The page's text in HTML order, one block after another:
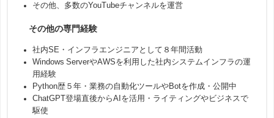
その他、多数のYouTubeチャンネルを運営
その他の専門経験
社内SE・インフラエンジニアとして８年間活動
Windows ServerやAWSを利用した社内システムインフラの運
用経験
Python歴５年・業務の自動化ツールやBotを作成・公開中
ChatGPT登場直後からAIを活用・ライティングやビジネスで
駆使